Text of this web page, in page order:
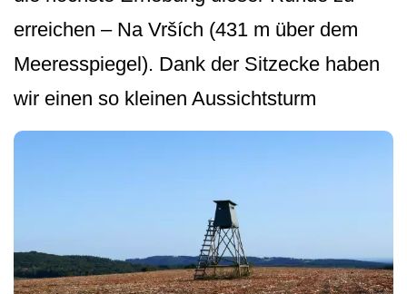
erreichen – Na Vrších (431 m über dem
Meeresspiegel). Dank der Sitzecke haben
wir einen so kleinen Aussichtsturm